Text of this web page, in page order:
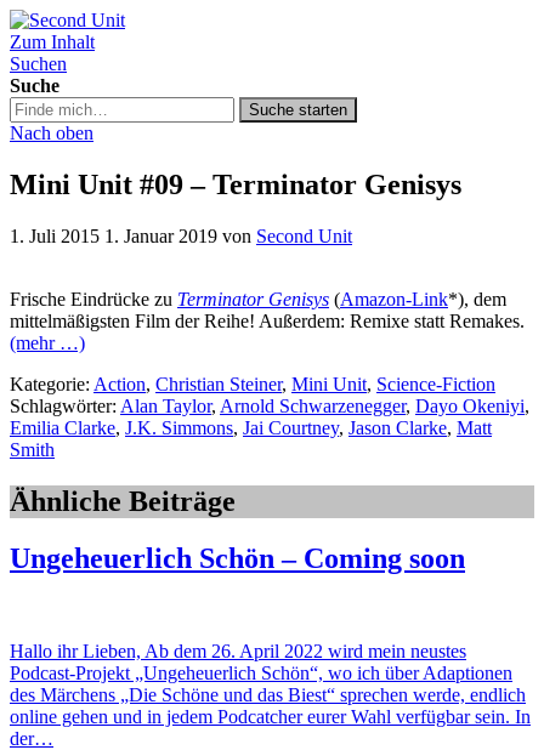
Second Unit
Zum Inhalt
Suchen
Suche
Suche
in
podcast.de/
Suche starten
Nach oben
Mini Unit #09 – Terminator Genisys
1. Juli 2015 1. Januar 2019 von Second Unit
Frische Eindrücke zu Terminator Genisys (Amazon-Link*), dem
mittelmäßigsten Film der Reihe! Außerdem: Remixe statt Remakes.
(mehr …)
Kategorie: Action, Christian Steiner, Mini Unit, Science-Fiction
Schlagwörter: Alan Taylor, Arnold Schwarzenegger, Dayo Okeniyi,
Emilia Clarke, J.K. Simmons, Jai Courtney, Jason Clarke, Matt
Smith
Ähnliche Beiträge
Ungeheuerlich Schön – Coming soon
Hallo ihr Lieben, Ab dem 26. April 2022 wird mein neustes
Podcast-Projekt „Ungeheuerlich Schön“, wo ich über Adaptionen
des Märchens „Die Schöne und das Biest“ sprechen werde, endlich
online gehen und in jedem Podcatcher eurer Wahl verfügbar sein. In
der…